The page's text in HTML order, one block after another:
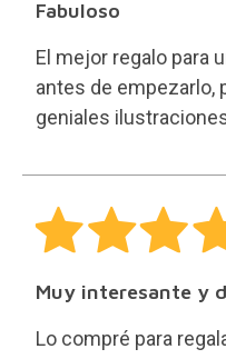
Fabuloso
El mejor regalo para
antes de empezarlo,
geniales
Muy interesante y
Lo compré para